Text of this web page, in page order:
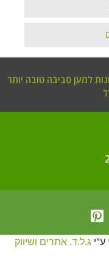
למען סביבה טובה יותר
ע"י ג.ל.ד. אתרים ושיווק